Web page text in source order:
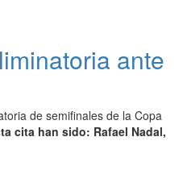
ante
de semifinales de la Copa
cita han sido: Rafael Nadal,